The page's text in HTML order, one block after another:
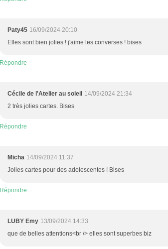
Paty45 16/09/2024 20:10
Elles sont bien jolies ! j'aime les converses ! bises
Répondre
Cécile de l'Atelier au soleil 14/09/2024 21:34
2 très jolies cartes. Bises
Répondre
Micha 14/09/2024 11:37
Jolies cartes pour des adolescentes ! Bises
Répondre
LUBY Emy 13/09/2024 14:33
que de belles attentions<br /> elles sont superbes biz